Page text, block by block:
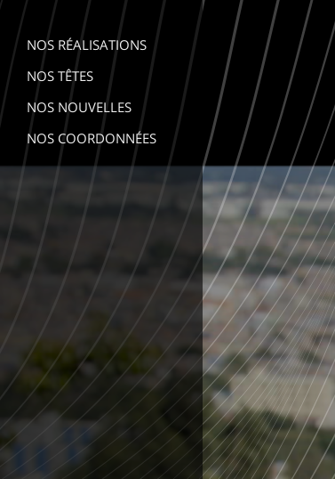
NOS RÉALISATIONS
NOS TÊTES
NOS NOUVELLES
NOS COORDONNÉES